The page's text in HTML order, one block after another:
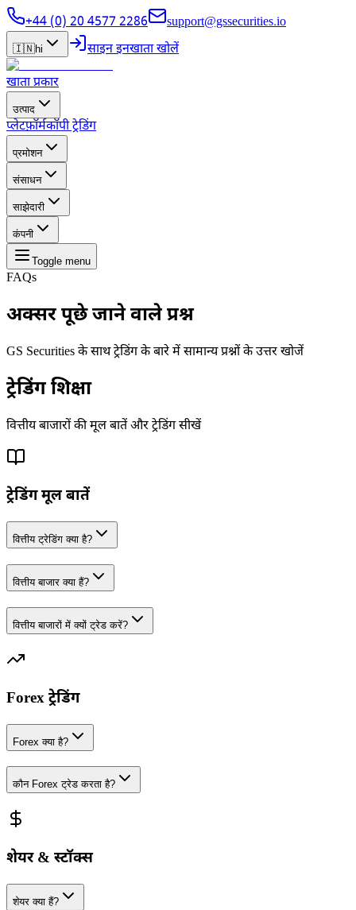
+44 (0) 20 4577 2286 support@gssecurities.io
🇮🇳hi साइन इनखाता खोलें
खाता प्रकार
उत्पाद
प्लेटफ़ॉर्मकॉपी ट्रेडिंग
प्रमोशन
संसाधन
साझेदारी
कंपनी
Toggle menu
FAQs
अक्सर पूछे जाने वालेप्रश्न
GS Securities के साथ ट्रेडिंग के बारे में सामान्य प्रश्नों के उत्तर खोजें
ट्रेडिंगशिक्षा
वित्तीय बाजारों की मूल बातें और ट्रेडिंग सीखें
ट्रेडिंग मूल बातें
वित्तीय ट्रेडिंग क्या है?
वित्तीय बाजार क्या हैं?
वित्तीय बाजारों में क्यों ट्रेड करें?
Forex ट्रेडिंग
Forex क्या है?
कौन Forex ट्रेड करता है?
शेयर & स्टॉक्स
शेयर क्या हैं?